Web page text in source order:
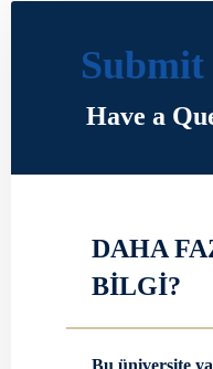
Have a
DAHA
BİLGİ?
Bu üniversite